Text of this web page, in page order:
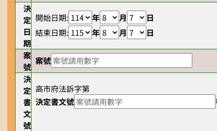
決
定
日
期
開始日期: 年 月
日
結束日期:
年 月
日
案
號
案號
決
定
書
文
號
高市府法訴字第
決定書文號